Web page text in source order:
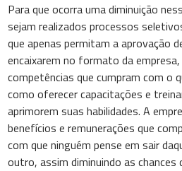
Para que ocorra uma diminuição
sejam realizados processos
que apenas permitam a aprovação
encaixarem no formato da
competências que cumpram com o
como oferecer capacitações e
aprimorem suas habilidades. A
benefícios e remunerações que
com que ninguém pense em sair
outro, assim diminuindo as chances